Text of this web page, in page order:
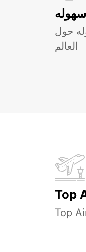
حول
العالم
Top
Top